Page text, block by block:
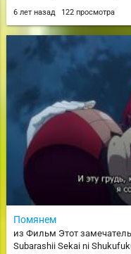
6 лет назад 122 просмотра
Помянем
из Фильм Этот
Subarashii Sekai ni